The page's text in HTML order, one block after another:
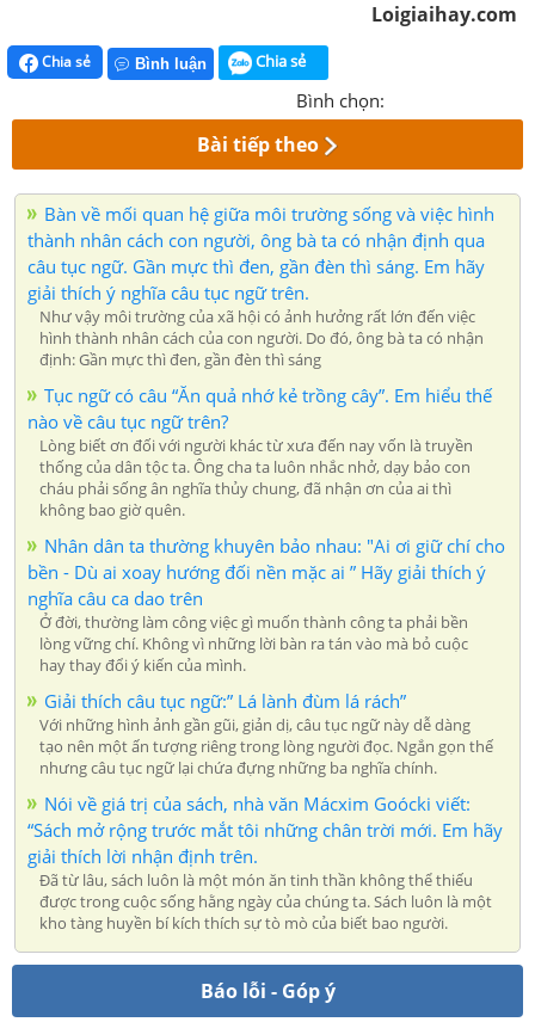
Loigiaihay.com
Chia sẻ Bình luận Chia sẻ
Bình chọn:
Bài tiếp theo
Bàn về mối quan hệ giữa môi trường sống và việc hình
thành nhân cách con người, ông bà ta có nhận định qua
câu tục ngữ. Gần mực thì đen, gần đèn thì sáng. Em hãy
giải thích ý nghĩa câu tục ngữ trên.
Như vậy môi trường của xã hội có ảnh hưởng rất lớn đến việc
hình thành nhân cách của con người. Do đó, ông bà ta có nhận
định: Gần mực thì đen, gần đèn thì sáng
Tục ngữ có câu “Ăn quả nhớ kẻ trồng cây”. Em hiểu thế
nào về câu tục ngữ trên?
Lòng biết ơn đối với người khác từ xưa đến nay vốn là truyền
thống của dân tộc ta. Ông cha ta luôn nhắc nhở, dạy bảo con
cháu phải sống ân nghĩa thủy chung, đã nhận ơn của ai thì
không bao giờ quên.
Nhân dân ta thường khuyên bảo nhau: "Ai ơi giữ chí cho
bền - Dù ai xoay hướng đối nền mặc ai ” Hãy giải thích ý
nghĩa câu ca dao trên
Ở đời, thường làm công việc gì muốn thành công ta phải bền
lòng vững chí. Không vì những lời bàn ra tán vào mà bỏ cuộc
hay thay đổi ý kiến của mình.
Giải thích câu tục ngữ:” Lá lành đùm lá rách”
Với những hình ảnh gần gũi, giản dị, câu tục ngữ này dễ dàng
tạo nên một ấn tượng riêng trong lòng người đọc. Ngắn gọn thế
nhưng câu tục ngữ lại chứa đựng những ba nghĩa chính.
Nói về giá trị của sách, nhà văn Mácxim Goócki viết:
“Sách mở rộng trước mắt tôi những chân trời mới. Em hãy
giải thích lời nhận định trên.
Đã từ lâu, sách luôn là một món ăn tinh thần không thể thiếu
được trong cuộc sống hằng ngày của chúng ta. Sách luôn là một
kho tàng huyền bí kích thích sự tò mò của biết bao người.
Báo lỗi - Góp ý